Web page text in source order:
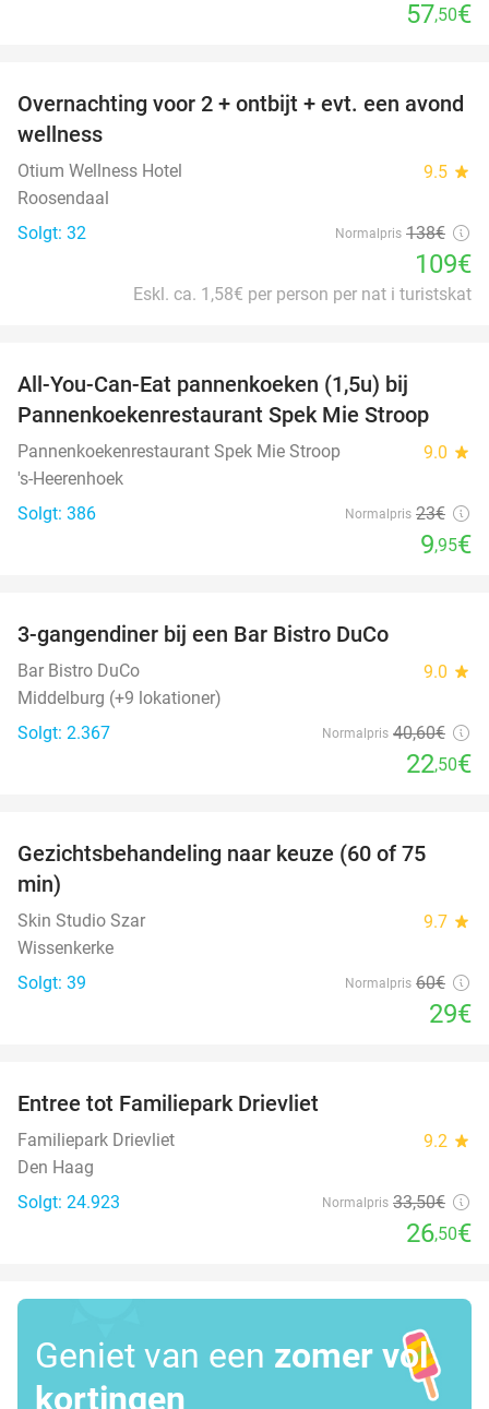
57,50€
21%
Overnachting voor 2 + ontbijt + evt. een avond
wellness
Otium Wellness Hotel 9.5 star
Roosendaal
Solgt: 32
Normalpris 138€
109€
Eskl. ca. 1,58€ per person per nat i turistskat
All-You-Can-Eat pannenkoeken (1,5u) bij
Pannenkoekenrestaurant Spek Mie Stroop
Pannenkoekenrestaurant Spek Mie Stroop 9.0 star
's-Heerenhoek
Solgt: 386
Normalpris 23€
9,95€
3-gangendiner bij een Bar Bistro DuCo
Bar Bistro DuCo 9.0 star
Middelburg (+9 lokationer)
Solgt: 2.367
Normalpris 40,60€
22,50€
52%
Gezichtsbehandeling naar keuze (60 of 75
min)
Skin Studio Szar 9.7 star
Wissenkerke
Solgt: 39
Normalpris 60€
29€
Entree tot Familiepark Drievliet
Familiepark Drievliet 9.2 star
Den Haag
Solgt: 24.923
Normalpris 33,50€
26,50€
Geniet van een zomer vol
kortingen